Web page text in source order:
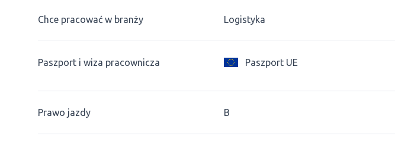
Chce pracować w branży Logistyka
Paszport i wiza pracownicza Paszport UE
Prawo jazdy B